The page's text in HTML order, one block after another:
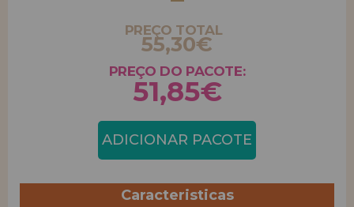
PREÇO TOTAL
55,30€
PREÇO DO PACOTE:
51,85€
ADICIONAR PACOTE
Caracteristicas